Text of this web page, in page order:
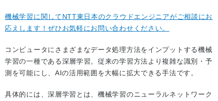
機械学習に関してNTT東日本のクラウドエンジニアがご相談にお
応えします！ぜひお気軽にお問い合わせください。
コンピュータにさまざまなデータ処理方法をインプットする機械
学習の一種である深層学習。従来の学習方法より複雑な識別・予
測を可能にし、AIの活用範囲を大幅に拡大できる手法です。
具体的には、深層学習とは、機械学習のニューラルネットワーク